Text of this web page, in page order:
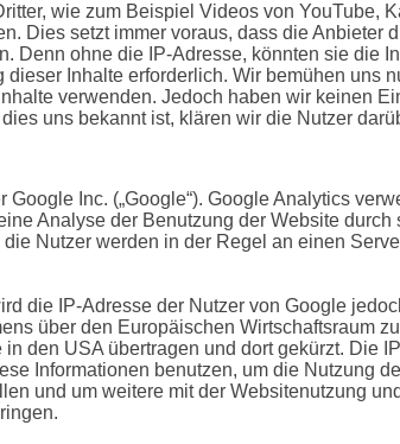
wie zum Beispiel Videos von YouTube,
Dies setzt immer voraus, dass die Anbieter
Denn ohne die IP-Adresse, könnten sie die
Inhalte erforderlich. Wir bemühen uns
verwenden. Jedoch haben wir keinen
uns bekannt ist, klären wir die Nutzer
Inc. („Google“). Google Analytics
Analyse der Benutzung der Website
Nutzer werden in der Regel an einen
die IP-Adresse der Nutzer von Google
über den Europäischen Wirtschaftsraum
den USA übertragen und dort gekürzt. Die
Informationen benutzen, um die Nutzung
und um weitere mit der Websitenutzung